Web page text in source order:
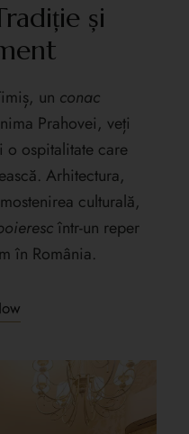
și
un conac
Prahovei, veți
o ospitalitate care
Arhitectura,
culturală,
într-un reper
în România.